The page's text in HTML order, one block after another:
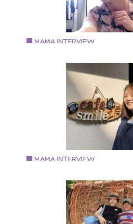
て現在も販売中。 革職人と
バッグや小物を１０年前から
の販売はminne (https://
子の三人家族
パーソナルスタイリスト Rie
大阪府堺市出身、堺市在住。
務。 出産後、3人の子育てを
スタイリスト浅野千絵氏に師
大東 由紀恵さん
ウッドバーニング作家 cafe
大阪市港区にcafe smile工房
メイド作家・料理人という多